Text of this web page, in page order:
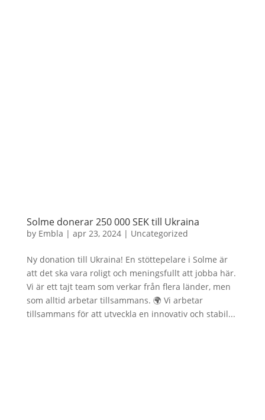
Solme donerar 250 000 SEK till Ukraina
by Embla | apr 23, 2024| Uncategorized
Ny donation till Ukraina! En stöttepelare i Solme är
att det ska vara roligt och meningsfullt att jobba här.
Vi är ett tajt team som verkar från flera länder, men
som alltid arbetar tillsammans. 🌍 Vi arbetar
tillsammans för att utveckla en innovativ och stabil...